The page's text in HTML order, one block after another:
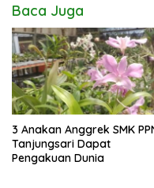
Baca Juga
3 Anakan Anggrek SMK PPN
Tanjungsari Dapat
Pengakuan Dunia